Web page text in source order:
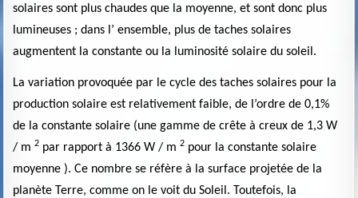
solaires sont plus chaudes que la moyenne, et sont donc plus
lumineuses ; dans l’ ensemble, plus de taches solaires
augmentent la constante ou la luminosité solaire du soleil.
La variation provoquée par le cycle des taches solaires pour la
production solaire est relativement faible, de l’ordre de 0,1%
de la constante solaire (une gamme de crête à creux de 1,3 W
/ m2 par rapport à 1366 W / m2 pour la constante solaire
moyenne ). Ce nombre se réfère à la surface projetée de la
planète Terre, comme on le voit du Soleil. Toutefois, la